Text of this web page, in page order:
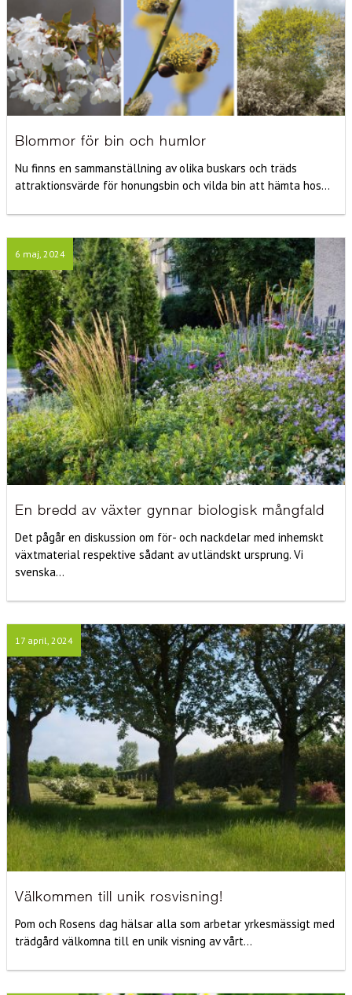
Blommor för bin och humlor
Nu finns en sammanställning av olika buskars och träds
attraktionsvärde för honungsbin och vilda bin att hämta hos...
6 maj, 2024
En bredd av växter gynnar biologisk mångfald
Det pågår en diskussion om för- och nackdelar med inhemskt
växtmaterial respektive sådant av utländskt ursprung. Vi
svenska...
17 april, 2024
Välkommen till unik rosvisning!
Pom och Rosens dag hälsar alla som arbetar yrkesmässigt med
trädgård välkomna till en unik visning av vårt...